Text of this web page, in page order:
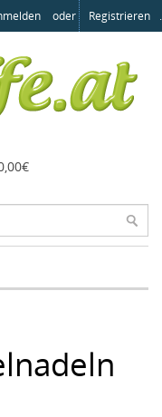
oder Registrieren .